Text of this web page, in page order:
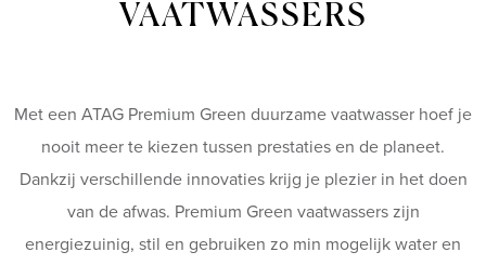
VAATWASSERS
Met een ATAG Premium Green duurzame vaatwasser hoef je
nooit meer te kiezen tussen prestaties en de planeet.
Dankzij verschillende innovaties krijg je plezier in het doen
van de afwas. Premium Green vaatwassers zijn
energiezuinig, stil en gebruiken zo min mogelijk water en